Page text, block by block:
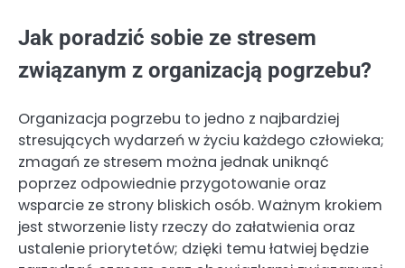
Jak poradzić sobie ze stresem
związanym z organizacją pogrzebu?
Organizacja pogrzebu to jedno z najbardziej
stresujących wydarzeń w życiu każdego człowieka;
zmagań ze stresem można jednak uniknąć
poprzez odpowiednie przygotowanie oraz
wsparcie ze strony bliskich osób. Ważnym krokiem
jest stworzenie listy rzeczy do załatwienia oraz
ustalenie priorytetów; dzięki temu łatwiej będzie